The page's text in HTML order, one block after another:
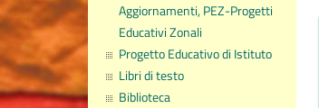
Aggiornamenti, PEZ-Progetti
Educativi Zonali
Progetto Educativo di Istituto
Libri di testo
Biblioteca